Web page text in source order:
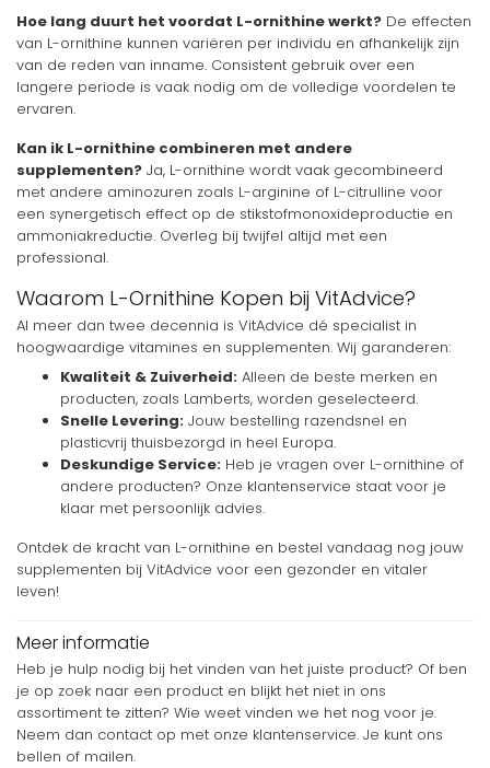
Hoe lang duurt het voordat L-ornithine werkt? De effecten
van L-ornithine kunnen variëren per individu en afhankelijk zijn
van de reden van inname. Consistent gebruik over een
langere periode is vaak nodig om de volledige voordelen te
ervaren.
Kan ik L-ornithine combineren met andere
supplementen? Ja, L-ornithine wordt vaak gecombineerd
met andere aminozuren zoals L-arginine of L-citrulline voor
een synergetisch effect op de stikstofmonoxideproductie en
ammoniakreductie. Overleg bij twijfel altijd met een
professional.
Waarom L-Ornithine Kopen bij VitAdvice?
Al meer dan twee decennia is VitAdvice dé specialist in
hoogwaardige vitamines en supplementen. Wij garanderen:
Kwaliteit & Zuiverheid: Alleen de beste merken en
producten, zoals Lamberts, worden geselecteerd.
Snelle Levering: Jouw bestelling razendsnel en
plasticvrij thuisbezorgd in heel Europa.
Deskundige Service: Heb je vragen over L-ornithine of
andere producten? Onze klantenservice staat voor je
klaar met persoonlijk advies.
Ontdek de kracht van L-ornithine en bestel vandaag nog jouw
supplementen bij VitAdvice voor een gezonder en vitaler
leven!
Meer informatie
Heb je hulp nodig bij het vinden van het juiste product? Of ben
je op zoek naar een product en blijkt het niet in ons
assortiment te zitten? Wie weet vinden we het nog voor je.
Neem dan contact op met onze klantenservice. Je kunt ons
bellen of mailen.